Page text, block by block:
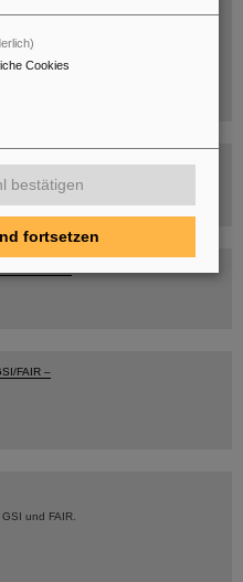
der Teilchen durch die
FAIR –
und FAIR.
Cookies
bestätigen
fortsetzen